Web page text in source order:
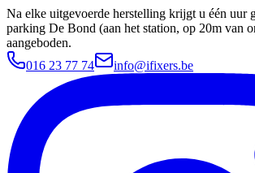
Na elke uitgevoerde herstelling krijgt u één uur
parking De Bond (aan het station, op 20m van
aangeboden.
016 23 77 74
info@ifixers.be